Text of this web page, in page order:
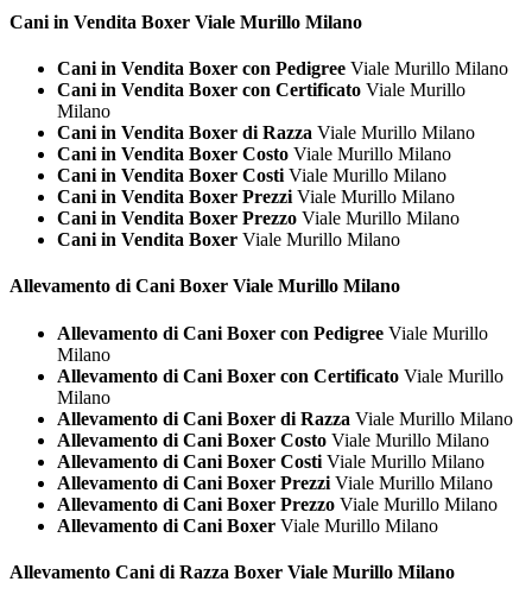
Cani in Vendita Boxer Viale Murillo Milano
Cani in Vendita Boxer con Pedigree Viale Murillo Milano
Cani in Vendita Boxer con Certificato Viale Murillo
Milano
Cani in Vendita Boxer di Razza Viale Murillo Milano
Cani in Vendita Boxer Costo Viale Murillo Milano
Cani in Vendita Boxer Costi Viale Murillo Milano
Cani in Vendita Boxer Prezzi Viale Murillo Milano
Cani in Vendita Boxer Prezzo Viale Murillo Milano
Cani in Vendita Boxer Viale Murillo Milano
Allevamento di Cani Boxer Viale Murillo Milano
Allevamento di Cani Boxer con Pedigree Viale Murillo
Milano
Allevamento di Cani Boxer con Certificato Viale Murillo
Milano
Allevamento di Cani Boxer di Razza Viale Murillo Milano
Allevamento di Cani Boxer Costo Viale Murillo Milano
Allevamento di Cani Boxer Costi Viale Murillo Milano
Allevamento di Cani Boxer Prezzi Viale Murillo Milano
Allevamento di Cani Boxer Prezzo Viale Murillo Milano
Allevamento di Cani Boxer Viale Murillo Milano
Allevamento Cani di Razza Boxer Viale Murillo Milano